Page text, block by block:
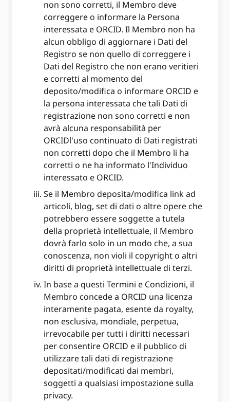
non sono corretti, il Membro deve
correggere o informare la Persona
interessata e ORCID. Il Membro non ha
alcun obbligo di aggiornare i Dati del
Registro se non quello di correggere i
Dati del Registro che non erano veritieri
e corretti al momento del
deposito/modifica o informare ORCID e
la persona interessata che tali Dati di
registrazione non sono corretti e non
avrà alcuna responsabilità per
ORCIDl'uso continuato di Dati registrati
non corretti dopo che il Membro li ha
corretti o ne ha informato l'Individuo
interessato e ORCID.
Se il Membro deposita/modifica link ad
articoli, blog, set di dati o altre opere che
potrebbero essere soggette a tutela
della proprietà intellettuale, il Membro
dovrà farlo solo in un modo che, a sua
conoscenza, non violi il copyright o altri
diritti di proprietà intellettuale di terzi.
In base a questi Termini e Condizioni, il
Membro concede a ORCID una licenza
interamente pagata, esente da royalty,
non esclusiva, mondiale, perpetua,
irrevocabile per tutti i diritti necessari
per consentire ORCID e il pubblico di
utilizzare tali dati di registrazione
depositati/modificati dai membri,
soggetti a qualsiasi impostazione sulla
privacy.